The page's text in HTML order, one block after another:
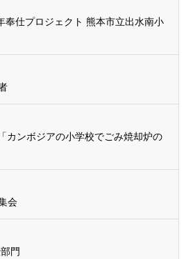
仕プロジェクト 熊本市立出水南小
カンボジアの小学校でごみ焼却炉の
会
門